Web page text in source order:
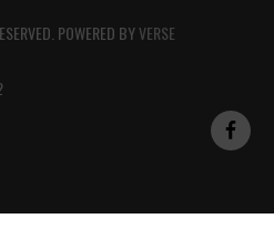
POWERED BYVERSE